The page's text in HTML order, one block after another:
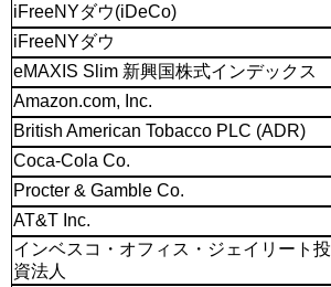
iFreeNYダウ(iDeCo)
iFreeNYダウ
eMAXIS Slim 新興国株式インデックス
Amazon.com, Inc.
British American Tobacco PLC (ADR)
Coca-Cola Co.
Procter & Gamble Co.
AT&T Inc.
インベスコ・オフィス・ジェイリート投
資法人